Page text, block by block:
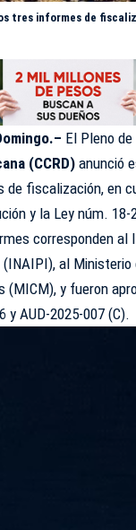
tres informes de
El Pleno
(CCRD) anunció
de fiscalización, en
y la Ley núm. 18-
corresponden
(INAIPI), al Ministerio
(MICM), y fueron
y AUD-2025-007 (C).